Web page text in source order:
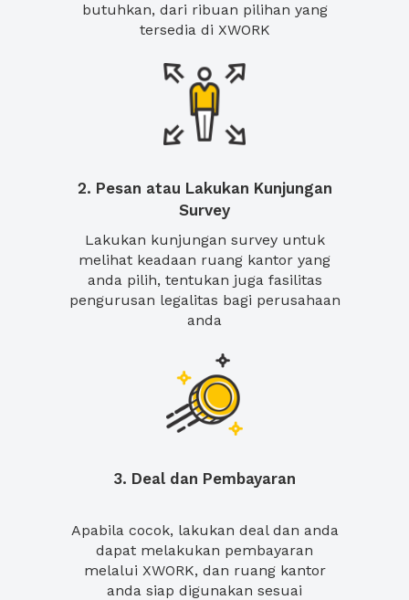
butuhkan, dari ribuan pilihan yang
tersedia di XWORK
2. Pesan atau Lakukan Kunjungan
Survey
Lakukan kunjungan survey untuk
melihat keadaan ruang kantor yang
anda pilih, tentukan juga fasilitas
pengurusan legalitas bagi perusahaan
anda
3. Deal dan Pembayaran
Apabila cocok, lakukan deal dan anda
dapat melakukan pembayaran
melalui XWORK, dan ruang kantor
anda siap digunakan sesuai